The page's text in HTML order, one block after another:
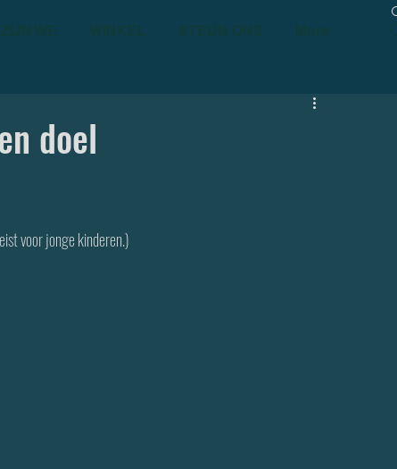
doel
voor jonge kinderen.)